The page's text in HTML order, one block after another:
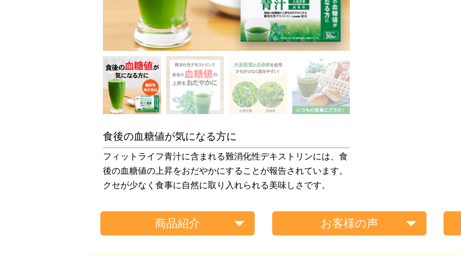
食後の血糖値が気になる方に
フィットライフ青汁に含まれる難消化性デキストリンには、食
後の血糖値の上昇をおだやかにすることが報告されています。
クセが少なく食事に自然に取り入れられる美味しさです。
商品紹介 お客様の声